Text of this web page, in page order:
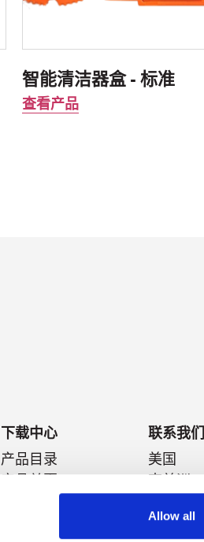
Allow all
智能清洁器盒 - 标准
查看产品
下载中心
产品目录
产品单页
联系我们
美国
南美洲
日本